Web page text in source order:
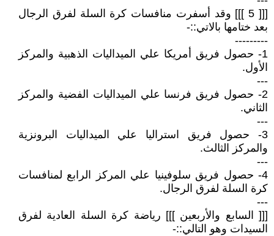
[[[ 5 ]]] وقد أسفرت منافسات كرة السلة لفرق الرجال
بعد ختامها بالاتي::-
---------
1- حصول فريق أمريكا علي الميداليات الذهبية والمركز
الأول.
---
2- حصول فريق فرنسا علي الميداليات الفضية والمركز
الثاني.
---
3- حصول فريق استراليا علي الميداليات البرونزية
والمركز الثالث.
---
4- حصول فريق سلوفينيا علي المركز الرابع لمنافسات
كرة السلة لفرق الرجال.
---
[[[ السابع والأربعين ]]] رياضة كرة السلة العادية لفرق
السيدات وهو التالي::-